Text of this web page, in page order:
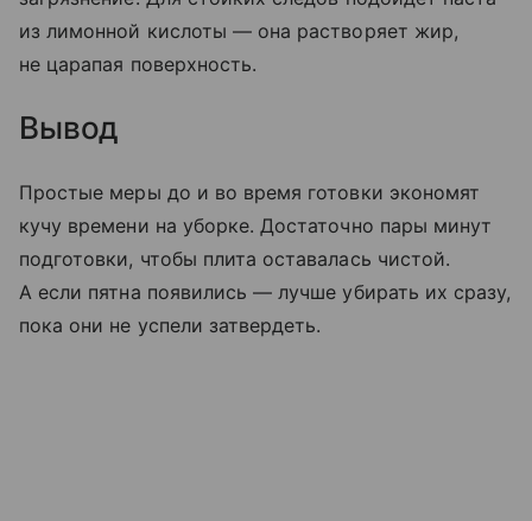
из лимонной кислоты — она растворяет жир,
не царапая поверхность.
Вывод
Простые меры до и во время готовки экономят
кучу времени на уборке. Достаточно пары минут
подготовки, чтобы плита оставалась чистой.
А если пятна появились — лучше убирать их сразу,
пока они не успели затвердеть.